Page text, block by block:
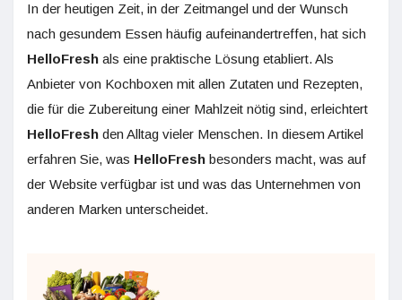
In der heutigen Zeit, in der Zeitmangel und der Wunsch
nach gesundem Essen häufig aufeinandertreffen, hat sich
HelloFresh als eine praktische Lösung etabliert. Als
Anbieter von Kochboxen mit allen Zutaten und Rezepten,
die für die Zubereitung einer Mahlzeit nötig sind, erleichtert
HelloFresh den Alltag vieler Menschen. In diesem Artikel
erfahren Sie, was HelloFresh besonders macht, was auf
der Website verfügbar ist und was das Unternehmen von
anderen Marken unterscheidet.